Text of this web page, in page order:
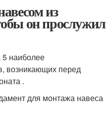
из
он прослужил
5 наиболее
возникающих перед
.
для монтажа навеса